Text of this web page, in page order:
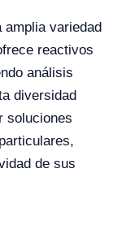
variedad
reactivos
análisis
diversidad
soluciones
de sus